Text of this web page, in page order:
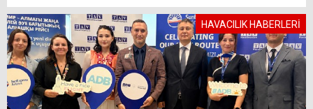
HAVACILIK HABERLERİ